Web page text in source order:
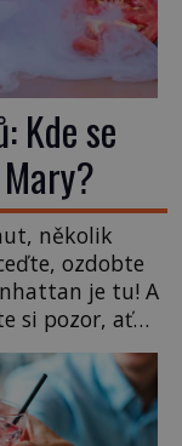
Kde se
několik
ozdobte
je tu! A
si pozor, ať
či klidně
Co se
ale už to